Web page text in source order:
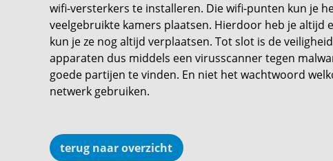
wifi-versterkers te installeren. Die wifi-punten kun je
veelgebruikte kamers plaatsen. Hierdoor heb je altijd
kun je ze nog altijd verplaatsen. Tot slot is de
apparaten dus middels een virusscanner tegen
goede partijen te vinden. En niet het wachtwoord
netwerk gebruiken.
terug naar overzicht